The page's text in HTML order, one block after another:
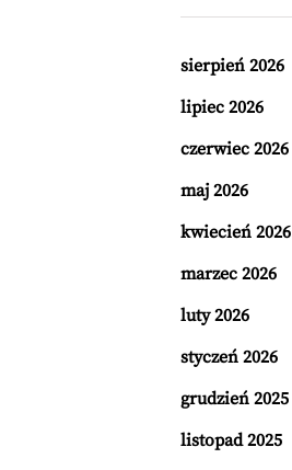
sierpień 2026
lipiec 2026
czerwiec 2026
maj 2026
kwiecień 2026
marzec 2026
luty 2026
styczeń 2026
grudzień 2025
listopad 2025